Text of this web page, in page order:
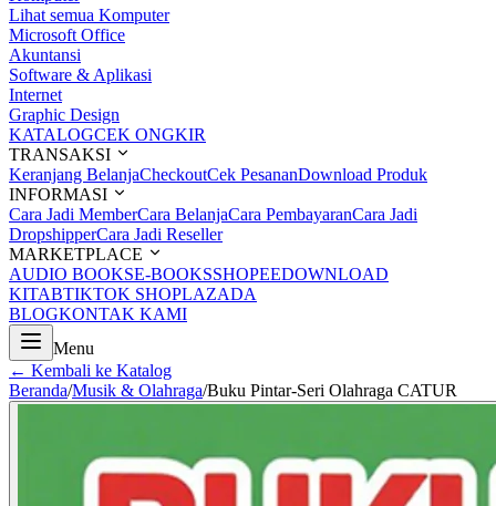
Lihat semua Komputer
Microsoft Office
Akuntansi
Software & Aplikasi
Internet
Graphic Design
KATALOGCEK ONGKIR
TRANSAKSI
Keranjang BelanjaCheckoutCek PesananDownload Produk
INFORMASI
Cara Jadi MemberCara BelanjaCara PembayaranCara Jadi
DropshipperCara Jadi Reseller
MARKETPLACE
AUDIO BOOKSE-BOOKSSHOPEEDOWNLOAD
KITABTIKTOK SHOPLAZADA
BLOGKONTAK KAMI
Menu
← Kembali ke Katalog
Beranda/Musik & Olahraga/Buku Pintar-Seri Olahraga CATUR